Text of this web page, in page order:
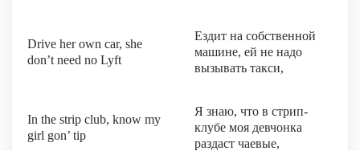
Drive her own car, she
don’t need no Lyft
Ездит на собственной
машине, ей не надо
вызывать такси,
In the strip club, know my
girl gon’ tip
Я знаю, что в стрип-
клубе моя девчонка
раздаст чаевые,